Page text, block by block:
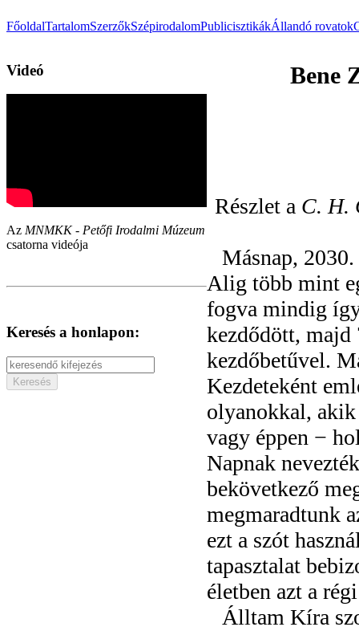
FőoldalTartalomSzerzőkSzépirodalomPublicisztikákÁllandó rovatok
Videó
Az MNMKK - Petőfi Irodalmi Múzeum
csatorna videója
Keresés a honlapon:
Bene
Részlet a C. H.
Másnap,
Alig több mint
fogva mindig
kezdődött, majd
kezdőbetűvel.
Kezdeteként
olyanokkal, akik
vagy éppen −
Napnak
bekövetkező
megmaradtunk
ezt a szót
tapasztalat
életben azt a
Álltam Kíra